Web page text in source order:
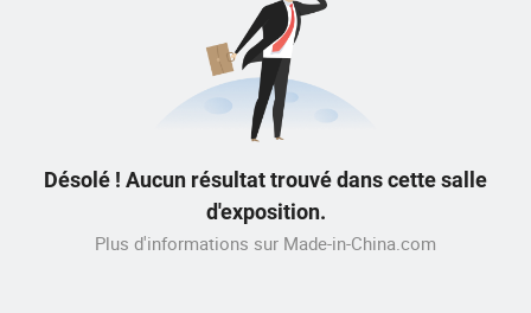
Désolé ! Aucun résultat trouvé dans cette salle
d'exposition.
Plus d'informations sur Made-in-China.com